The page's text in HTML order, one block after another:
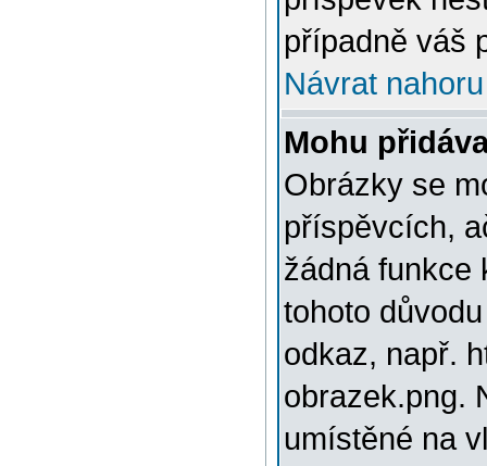
případně váš
Návrat nahoru
Mohu
Obrázky se
příspěvcích,
žádná funkce
tohoto
odkaz, např.
obrazek.png.
umístěné na